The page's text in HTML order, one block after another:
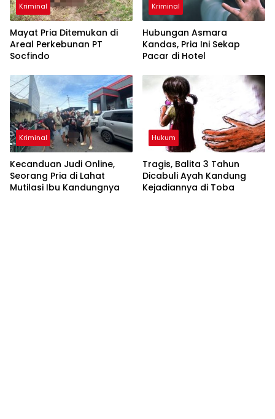
Kriminal
Mayat Pria Ditemukan di
Areal Perkebunan PT
Socfindo
Kriminal
Hubungan Asmara
Kandas, Pria Ini Sekap
Pacar di Hotel
Kriminal
Kecanduan Judi Online,
Seorang Pria di Lahat
Mutilasi Ibu Kandungnya
Hukum
Tragis, Balita 3 Tahun
Dicabuli Ayah Kandung
Kejadiannya di Toba